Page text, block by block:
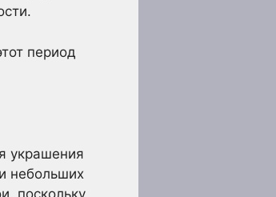
период
украшения
небольших
поскольку